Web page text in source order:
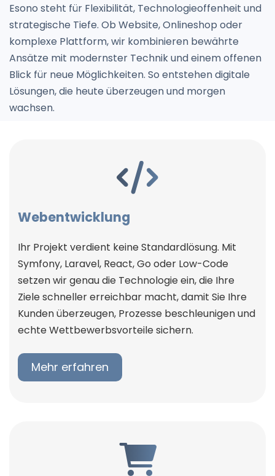
Esono steht für Flexibilität, Technologieoffenheit und
strategische Tiefe. Ob Website, Onlineshop oder
komplexe Plattform, wir kombinieren bewährte
Ansätze mit modernster Technik und einem offenen
Blick für neue Möglichkeiten. So entstehen digitale
Lösungen, die heute überzeugen und morgen
wachsen.
Webentwicklung
Ihr Projekt verdient keine Standardlösung. Mit
Symfony, Laravel, React, Go oder Low-Code
setzen wir genau die Technologie ein, die Ihre
Ziele schneller erreichbar macht, damit Sie Ihre
Kunden überzeugen, Prozesse beschleunigen und
echte Wettbewerbsvorteile sichern.
Mehr erfahren